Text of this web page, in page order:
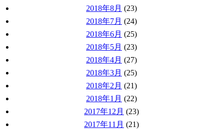
2018年8月 (23)
2018年7月 (24)
2018年6月 (25)
2018年5月 (23)
2018年4月 (27)
2018年3月 (25)
2018年2月 (21)
2018年1月 (22)
2017年12月 (23)
2017年11月 (21)